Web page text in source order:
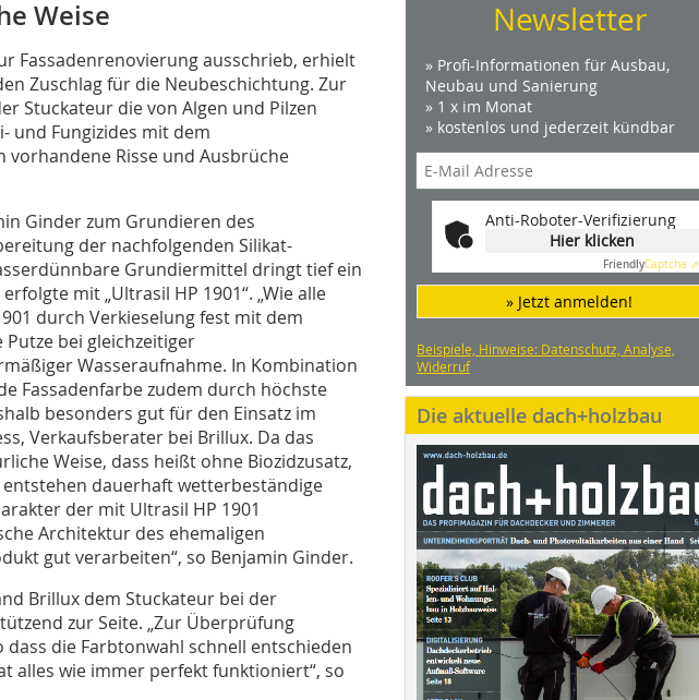
Weise
Fassadenrenovierung ausschrieb, erhielt
Zuschlag für die Neubeschichtung. Zur
Stuckateur die von Algen und Pilzen
und Fungizides mit dem
Risse und Ausbrüche
Ginder zum Grundieren des
der nachfolgenden Silikat-
Grundiermittel dringt tief ein
mit „Ultrasil HP 1901“. „Wie alle
durch Verkieselung fest mit dem
bei gleichzeitiger
Wasseraufnahme. In Kombination
Fassadenfarbe zudem durch höchste
besonders gut für den Einsatz im
Verkaufsberater bei Brillux. Da das
Weise, dass heißt ohne Biozidzusatz,
entstehen dauerhaft wetterbeständige
der mit Ultrasil HP 1901
Architektur des ehemaligen
gut verarbeiten“, so Benjamin Ginder.
Brillux dem Stuckateur bei der
zur Seite. „Zur Überprüfung
die Farbtonwahl schnell entschieden
alles wie immer perfekt funktioniert“, so
Newsletter
» Profi-Informationen für Ausbau,
Neubau und Sanierung
» 1 x im Monat
» kostenlos und jederzeit kündbar
Anti-Roboter-Verifizierung
Hier klicken
FriendlyCaptcha ⇗
» Jetzt anmelden!
Beispiele, Hinweise: Datenschutz, Analyse,
Widerruf
Die aktuelle dach+holzbau